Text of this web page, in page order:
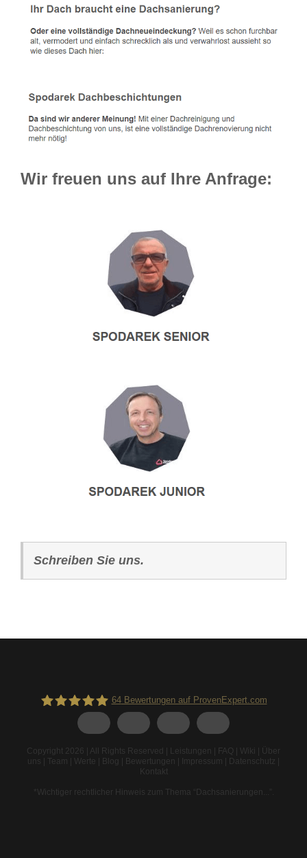
Wir freuen uns auf Ihre Anfrage:
Schreiben Sie uns.
64Bewertungen auf ProvenExpert.com
Copyright 2026 | All Rights Reserved | Leistungen | FAQ | Wiki | Über
uns | Team | Werte | Blog | Bewertungen | Impressum | Datenschutz |
Kontakt
*Wichtiger rechtlicher Hinweis zum Thema “Dachsanierungen...” .